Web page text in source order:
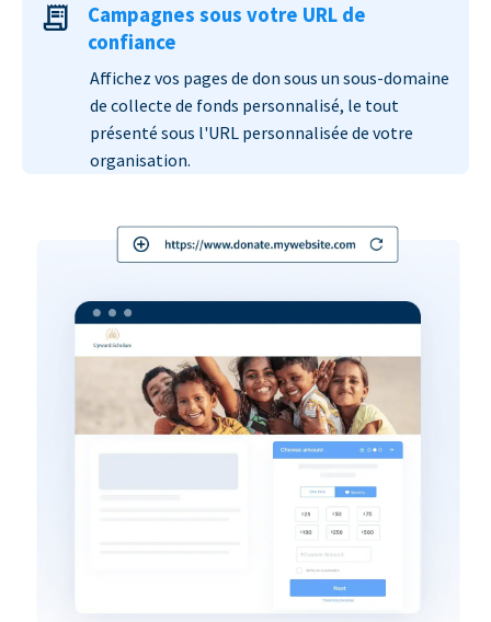
Campagnes sous votre URL de
confiance
Affichez vos pages de don sous un sous-domaine
de collecte de fonds personnalisé, le tout
présenté sous l'URL personnalisée de votre
organisation.